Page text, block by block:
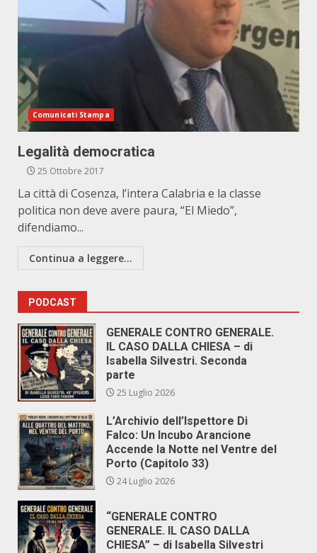
Comunicati Stampa
Legalità democratica
25 Ottobre 2017
La città di Cosenza, l’intera Calabria e la classe
politica non deve avere paura, “El Miedo”,
difendiamo...
Continua a leggere...
PODCAST
GENERALE CONTRO GENERALE.
IL CASO DALLA CHIESA – di
Isabella Silvestri. Seconda
parte
25 Luglio 2026
L’Archivio dell’Ispettore Di
Falco: Un Incubo Arancione
Accende la Notte nel Ventre del
Porto (Capitolo 33)
24 Luglio 2026
“GENERALE CONTRO
GENERALE. IL CASO DALLA
CHIESA” – di Isabella Silvestri